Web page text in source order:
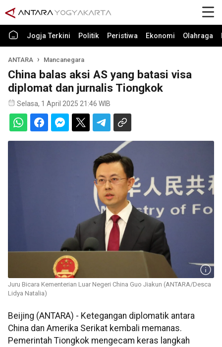
Jogja Terkini Politik Peristiwa Ekonomi Olahraga
ANTARA Mancanegara
China balas aksi AS yang batasi visa
diplomat dan jurnalis Tiongkok
Selasa, 1 April 2025 21:46 WIB
Juru Bicara Kementerian Luar Negeri China Guo Jiakun (ANTARA/Desca
Lidya Natalia)
Beijing (ANTARA) - Ketegangan diplomatik antara
China dan Amerika Serikat kembali memanas.
Pemerintah Tiongkok mengecam keras langkah